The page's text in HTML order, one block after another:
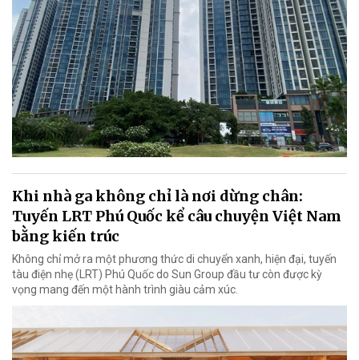
Khi nhà ga không chỉ là nơi dừng chân:
Tuyến LRT Phú Quốc kể câu chuyện Việt Nam
bằng kiến trúc
Không chỉ mở ra một phương thức di chuyển xanh, hiện đại, tuyến
tàu điện nhẹ (LRT) Phú Quốc do Sun Group đầu tư còn được kỳ
vọng mang đến một hành trình giàu cảm xúc.